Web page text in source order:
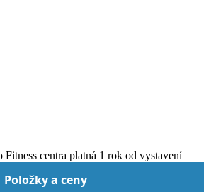
Fitness centra platná 1 rok od vystavení
Položky a ceny